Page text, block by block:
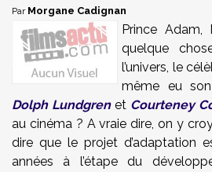
Par Morgane Cadignan
Prince Adam,
quelque
l’univers, le
même eu
Dolph Lundgren et Courteney
au cinéma ? A vraie dire, on y
dire que le projet d’adaptation
années à l’étape du